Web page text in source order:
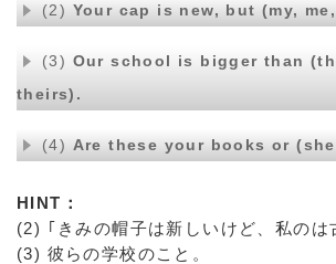
(2) Your cap is new, but (my,
(3) Our school is bigger than
theirs).
(4) Are these your books or
HINT：
(2) ｢きみの帽子は新しいけど、私のは
(3) 彼らの学校のこと。